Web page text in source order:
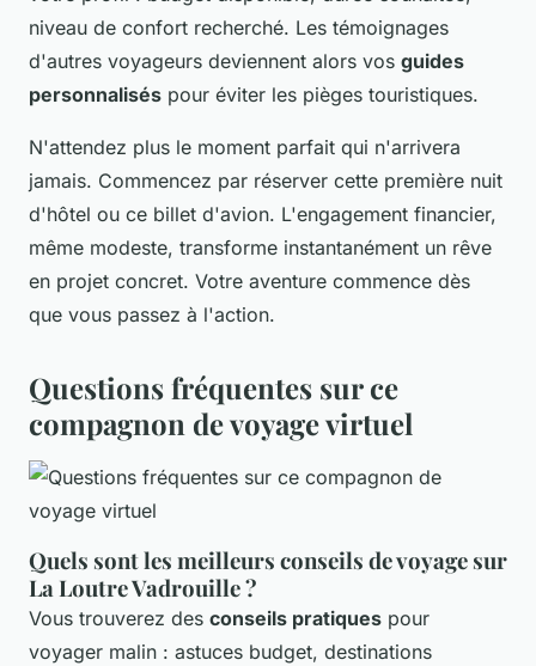
niveau de confort recherché. Les témoignages
d'autres voyageurs deviennent alors vos guides
personnalisés pour éviter les pièges touristiques.
N'attendez plus le moment parfait qui n'arrivera
jamais. Commencez par réserver cette première nuit
d'hôtel ou ce billet d'avion. L'engagement financier,
même modeste, transforme instantanément un rêve
en projet concret. Votre aventure commence dès
que vous passez à l'action.
Questions fréquentes sur ce
compagnon de voyage virtuel
Quels sont les meilleurs conseils de voyage sur
La Loutre Vadrouille ?
Vous trouverez des conseils pratiques pour
voyager malin : astuces budget, destinations